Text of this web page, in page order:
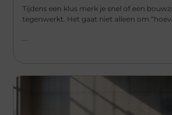
Tijdens een klus merk je snel of een
tegenwerkt. Het gaat niet alleen om